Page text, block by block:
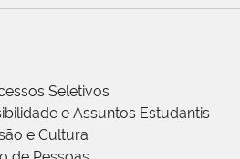
Seletivos
e Assuntos Estudantis
e Cultura